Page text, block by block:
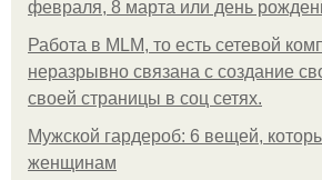
февраля, 8 марта или день
Работа в MLM, то есть сетевой
неразрывно связана с создание
своей страницы в соц сетях.
Мужской гардероб: 6 вещей,
женщинам